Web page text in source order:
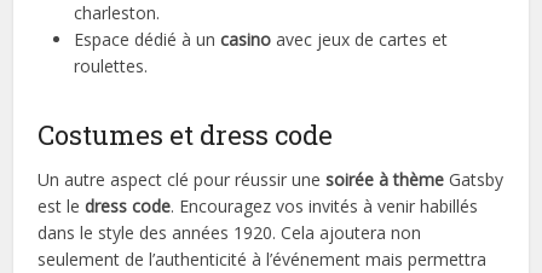
charleston.
Espace dédié à uncasino avec jeux de cartes et
roulettes.
Costumes et dress code
Un autre aspect clé pour réussir unesoirée à thème Gatsby
est ledress code. Encouragez vos invités à venir habillés
dans le style des années 1920. Cela ajoutera non
seulement de l’authenticité à l’événement mais permettra